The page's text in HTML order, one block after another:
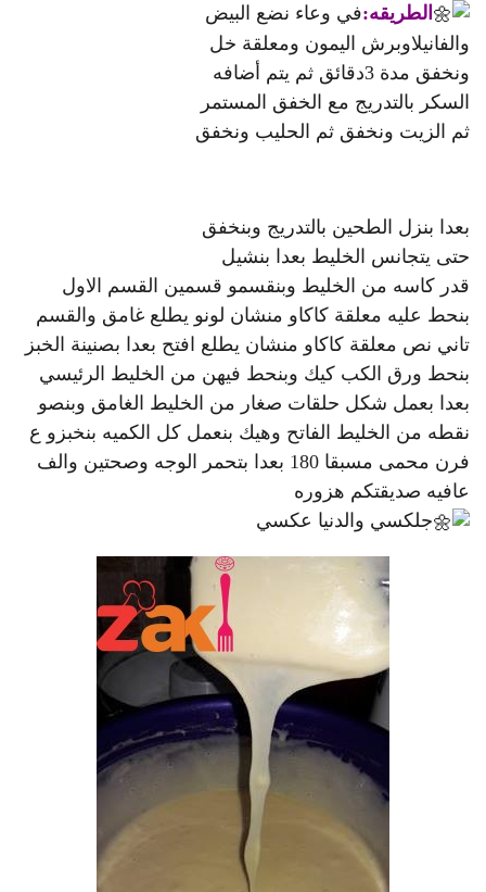
الطريقه:في وعاء نضع البيض
والفانيلاوبرش اليمون ومعلقة خل
ونخفق مدة 3دقائق ثم يتم أضافه
السكر بالتدريج مع الخفق المستمر
ثم الزيت ونخفق ثم الحليب ونخفق
بعدا بنزل الطحين بالتدريج وبنخفق
حتى يتجانس الخليط بعدا بنشيل
قدر كاسه من الخليط وبنقسمو قسمين القسم الاول
بنحط عليه معلقة كاكاو منشان لونو يطلع غامق والقسم
تاني نص معلقة كاكاو منشان يطلع افتح بعدا بصنينة الخبز
بنحط ورق الكب كيك وبنحط فيهن من الخليط الرئيسي
بعدا بعمل شكل حلقات صغار من الخليط الغامق وبنصو
نقطه من الخليط الفاتح وهيك بنعمل كل الكميه بنخبزو ع
فرن محمى مسبقا 180 بعدا بتحمر الوجه وصحتين والف
عافيه صديقتكم هزوره
جلكسي والدنيا عكسي